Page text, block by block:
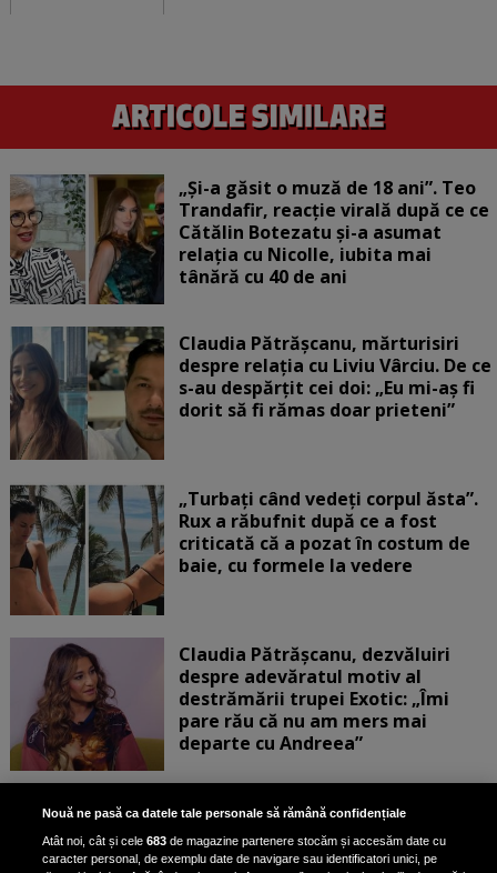
„Și-a găsit o muză de 18 ani”. Teo
Trandafir, reacție virală după ce ce
Cătălin Botezatu și-a asumat
relația cu Nicolle, iubita mai
tânără cu 40 de ani
Claudia Pătrășcanu, mărturisiri
despre relația cu Liviu Vârciu. De ce
s-au despărțit cei doi: „Eu mi-aș fi
dorit să fi rămas doar prieteni”
„Turbați când vedeți corpul ăsta”.
Rux a răbufnit după ce a fost
criticată că a pozat în costum de
baie, cu formele la vedere
Claudia Pătrășcanu, dezvăluiri
despre adevăratul motiv al
destrămării trupei Exotic: „Îmi
pare rău că nu am mers mai
departe cu Andreea”
Scene incredibile! Ilinca Vandici a
pus mâna pe aparatul de
fotografiat al unui paparazzo și i l-
Nouă ne pasă ca datele tale personale să rămână confidențiale
Atât noi, cât și cele683 de magazine partenere stocăm și accesăm date cu
caracter personal, de exemplu date de navigare sau identificatori unici, pe